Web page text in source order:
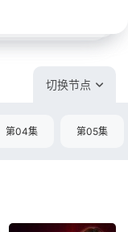
切换节点
第04集 第05集